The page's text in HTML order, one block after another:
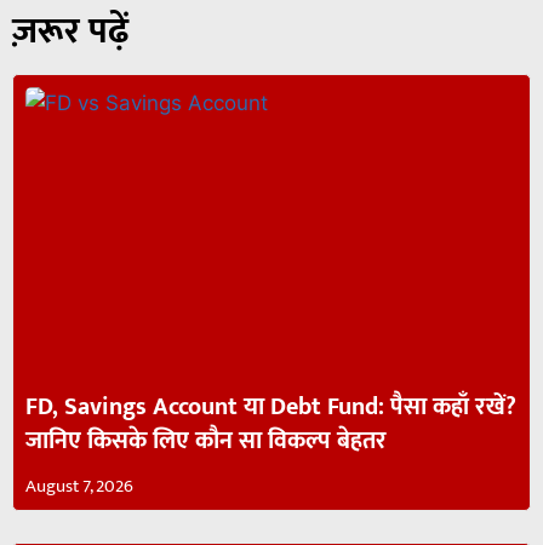
ज़रूर पढ़ें
FD, Savings Account या Debt Fund: पैसा कहाँ रखें?
जानिए किसके लिए कौन सा विकल्प बेहतर
August 7, 2026